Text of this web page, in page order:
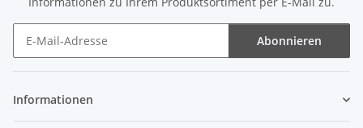
Abonnieren
Informationen